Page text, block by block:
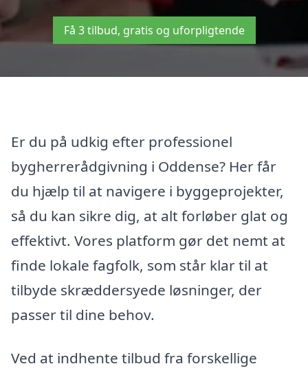
Få 3 tilbud, gratis og uforpligtende
Er du på udkig efter professionel
bygherrerådgivning i Oddense? Her får
du hjælp til at navigere i byggeprojekter,
så du kan sikre dig, at alt forløber glat og
effektivt. Vores platform gør det nemt at
finde lokale fagfolk, som står klar til at
tilbyde skræddersyede løsninger, der
passer til dine behov.
Ved at indhente tilbud fra forskellige